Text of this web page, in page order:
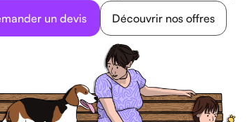
un devis
Découvrir nos offres